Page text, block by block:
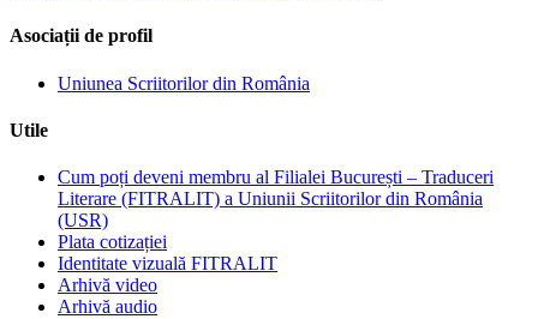
Asociații de profil
Uniunea Scriitorilor din România
Utile
Cum poți deveni membru al Filialei București – Traduceri
Literare (FITRALIT) a Uniunii Scriitorilor din România
(USR)
Plata cotizației
Identitate vizuală FITRALIT
Arhivă video
Arhivă audio